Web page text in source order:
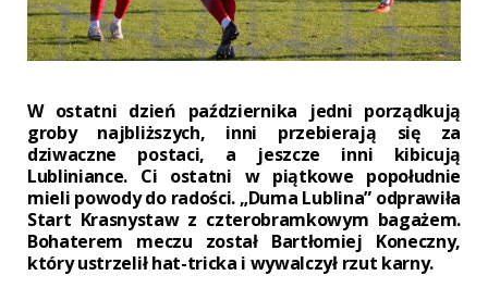
W ostatni dzień października jedni porządkują
groby najbliższych, inni przebierają się za
dziwaczne postaci, a jeszcze inni kibicują
Lubliniance. Ci ostatni w piątkowe popołudnie
mieli powody do radości. „Duma Lublina” odprawiła
Start Krasnystaw z czterobramkowym bagażem.
Bohaterem meczu został Bartłomiej Koneczny,
który ustrzelił hat-tricka i wywalczył rzut karny.